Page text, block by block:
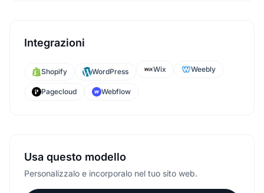
Integrazioni
Shopify WordPress Wix Weebly
Pagecloud Webflow
Usa questo modello
Personalizzalo e incorporalo nel tuo sito web.